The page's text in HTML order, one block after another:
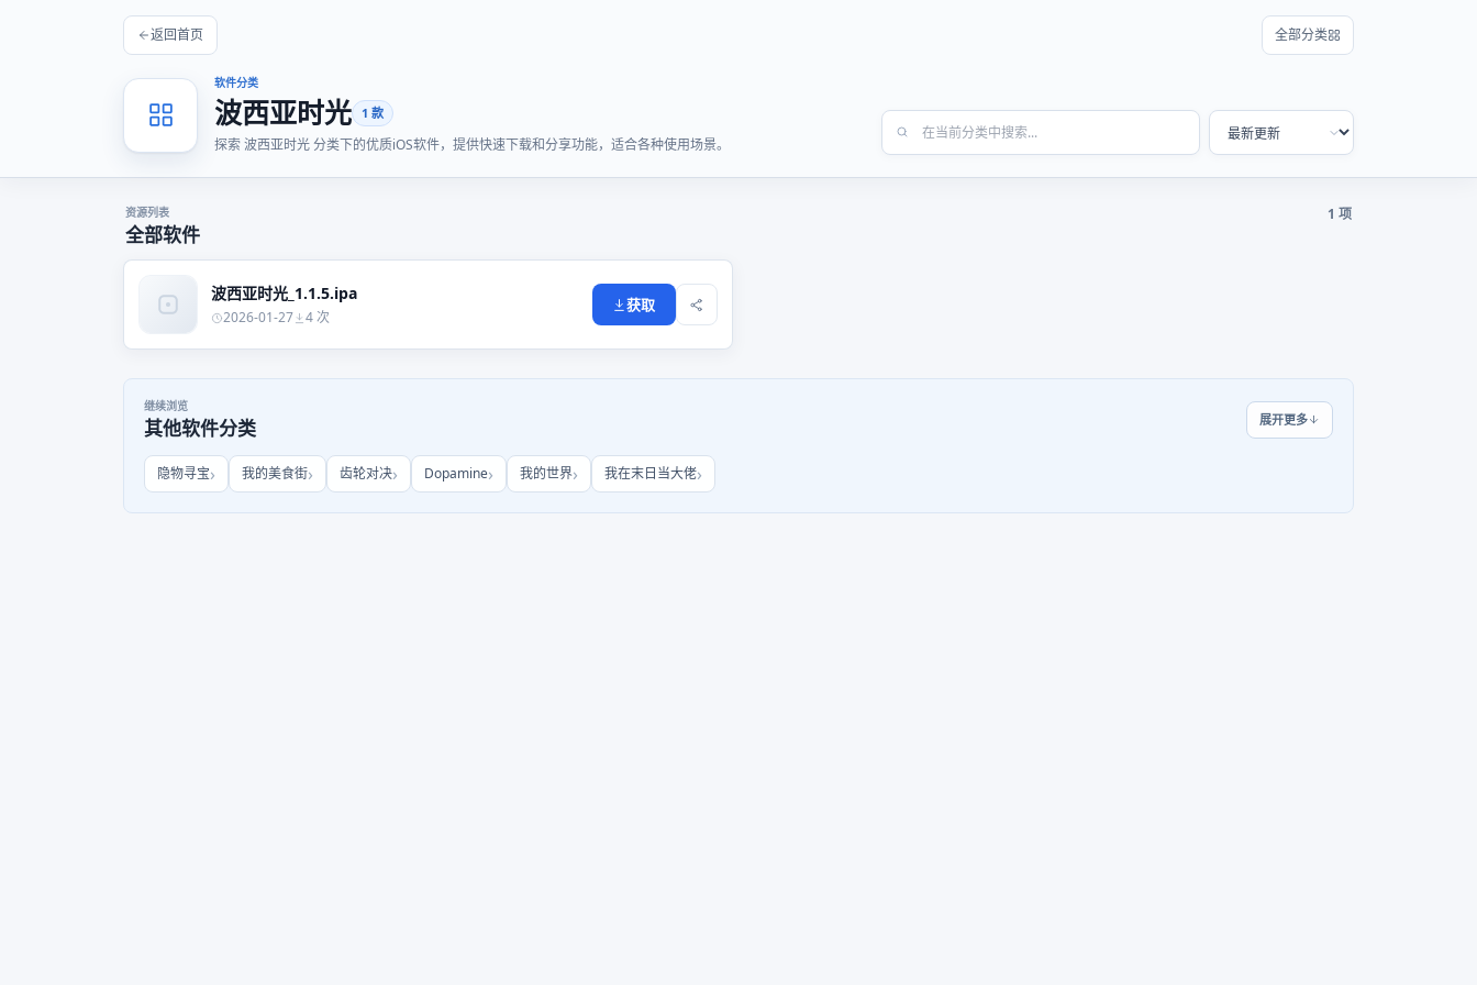
返回首页 全部分类
软件分类
波西亚时光 1 款
探索 波西亚时光 分类下的优质iOS软件，提供快速下载和分享功能，适合各种使用场景。
资源列表
全部软件
1 项
波西亚时光_1.1.5.ipa
2026-01-27 4 次
获取
继续浏览
其他软件分类 展开更多
隐物寻宝 我的美食街 齿轮对决 Dopamine 我的世界 我在末日当大佬